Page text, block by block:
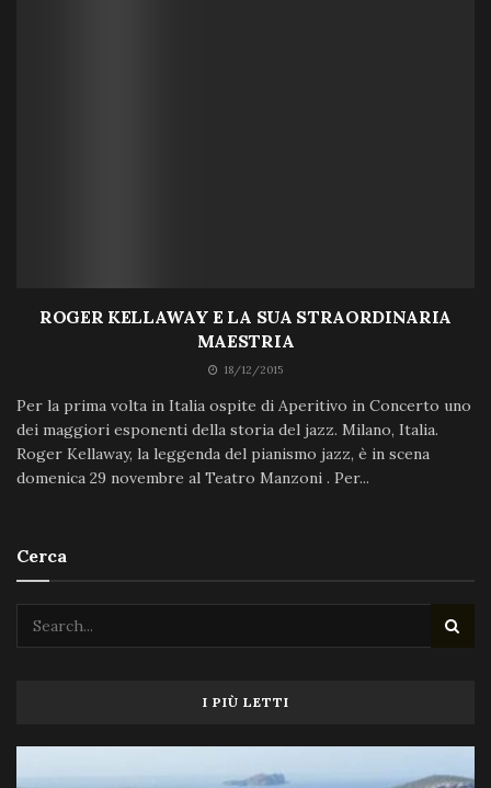
ROGER KELLAWAY E LA SUA STRAORDINARIA
MAESTRIA
18/12/2015
Per la prima volta in Italia ospite di Aperitivo in Concerto uno
dei maggiori esponenti della storia del jazz. Milano, Italia.
Roger Kellaway, la leggenda del pianismo jazz, è in scena
domenica 29 novembre al Teatro Manzoni . Per...
Cerca
I PIÙ LETTI